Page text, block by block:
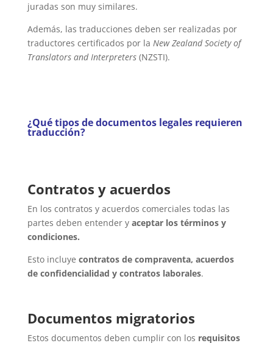
juradas son muy similares.
Además, las traducciones deben ser realizadas por
traductores certificados por la New Zealand Society of
Translators and Interpreters(NZSTI).
¿Qué tipos de documentos legales requieren
traducción?
Contratos y acuerdos
En los contratos y acuerdos comerciales todas las
partes deben entender y aceptar los términos y
condiciones.
Esto incluye contratos de compraventa, acuerdos
de confidencialidad y contratos laborales.
Documentos migratorios
Estos documentos deben cumplir con los requisitos